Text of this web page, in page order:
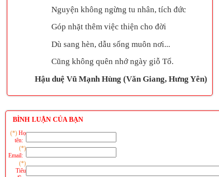
Nguyện không ngừng tu nhân, tích đức
Góp nhặt thêm việc thiện cho đời
Dù sang hèn, dẫu sống muôn nơi...
Cũng không quên nhớ ngày giỗ Tổ.
Hậu duệ Vũ Mạnh Hùng (Văn Giang, Hưng Yên)
BÌNH LUẬN CỦA BẠN
(*) Họ
tên:
(*)
Email:
(*)
Tiêu